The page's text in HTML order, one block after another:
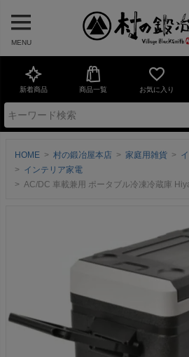
MENU
新着商品 商品一覧 お気に入り
HOME 村の鍛冶屋本店 家庭用雑貨
インテリア家電
AC/DC 車載兼用 ポータブル冷凍冷蔵庫 Hiyasuzou 冷やす蔵 50L PRF-50FHビーカム-20℃